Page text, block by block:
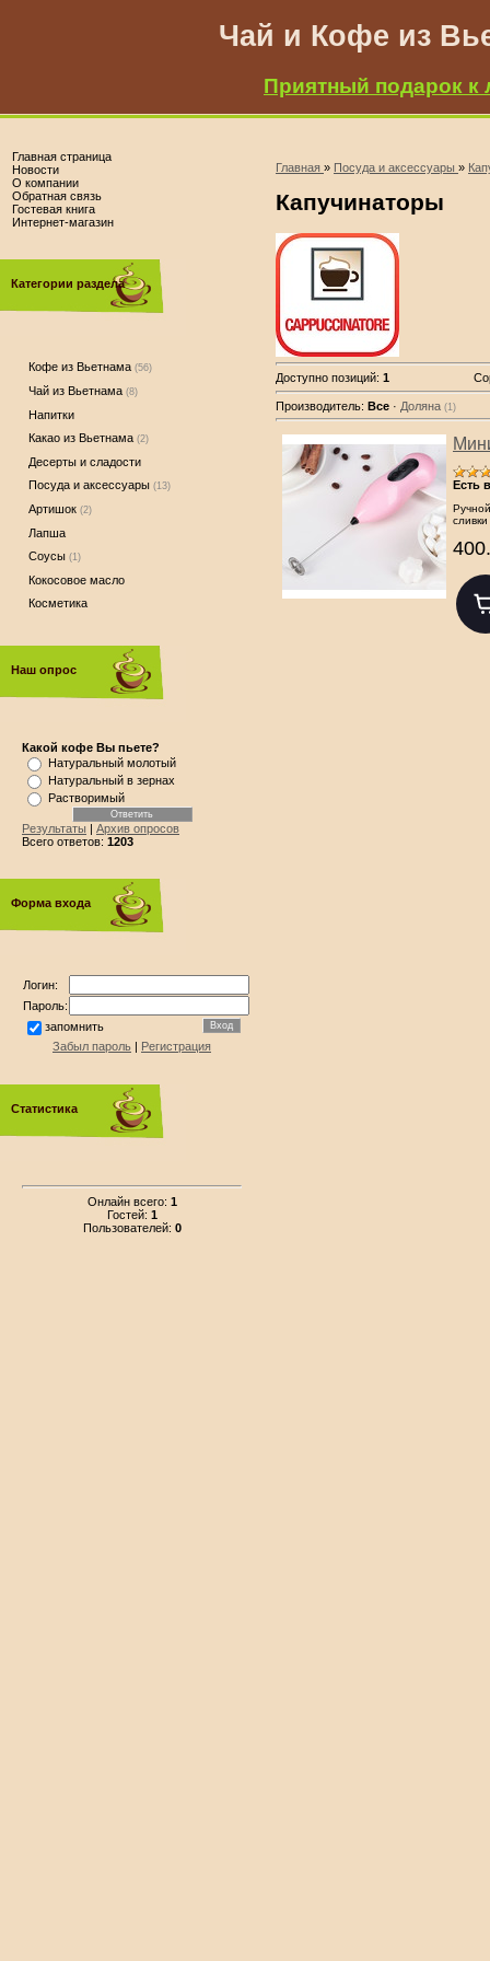
Чай и Кофе из
Приятный подарок к
Главная страница
Новости
О компании
Обратная связь
Гостевая книга
Интернет-магазин
Категории раздела
Кофе из Вьетнама (56)
Чай из Вьетнама (8)
Напитки
Какао из Вьетнама (2)
Десерты и сладости
Посуда и аксессуары (13)
Артишок (2)
Лапша
Соусы (1)
Кокосовое масло
Косметика
Наш опрос
Какой кофе Вы пьете?
Натуральный молотый
Натуральный в зернах
Растворимый
Результаты | Архив опросов
Всего ответов: 1203
Форма входа
Логин:
Пароль:
запомнить
Забыл пароль | Регистрация
Статистика
Онлайн всего: 1
Гостей: 1
Пользователей: 0
Главная » Посуда и аксессуары »
Капучинаторы
Доступно позиций: 1
Производитель: Все · Доляна (1)
Есть